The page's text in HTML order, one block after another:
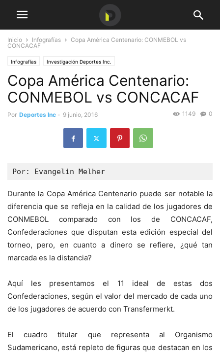
Inicio Infografías
Copa América Centenario: CONMEBOL vs
CONCACAF
Infografías Investigación Deportes Inc.
Copa América Centenario:
CONMEBOL vs CONCACAF
Por Deportes Inc - 9 junio, 2016 0
1149
Por: Evangelin Melher
Durante la Copa América Centenario puede ser notable la
diferencia que se refleja en la calidad de los jugadores de
CONMEBOL comparado con los de CONCACAF,
Confederaciones que disputan esta edición especial del
torneo, pero, en cuanto a dinero se refiere, ¿qué tan
marcada es la distancia?
Aquí les presentamos el 11 ideal de estas dos
Confederaciones, según el valor del mercado de cada uno
de los jugadores de acuerdo con Transfermerkt.
El cuadro titular que representa al Organismo
Sudamericano, está repleto de figuras que destacan en los